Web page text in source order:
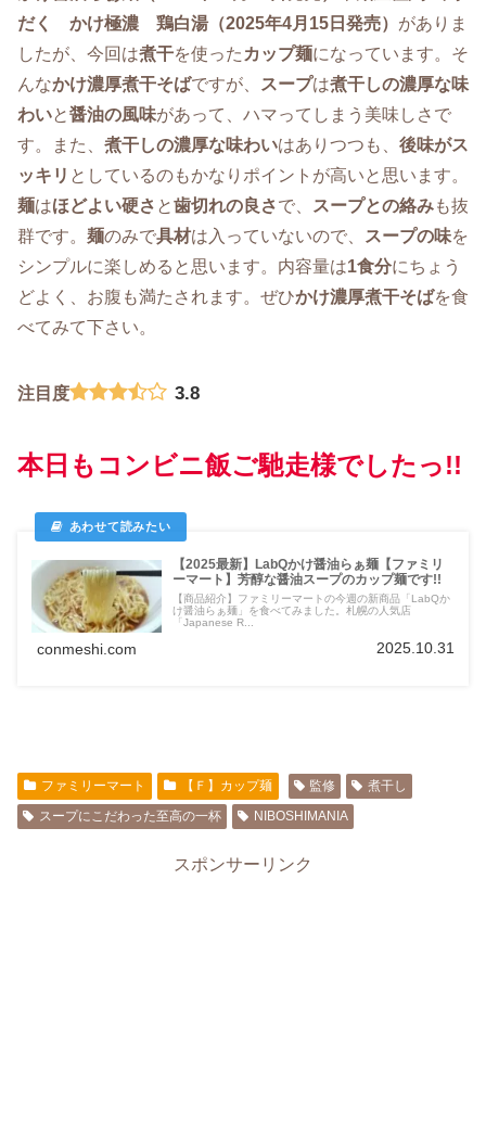
だく かけ極濃 鶏白湯（2025年4月15日発売） がありま
したが、今回は煮干を使った カップ麺になっています。そ
んなかけ濃厚煮干そばですが、 スープは煮干しの濃厚な味
わいと醤油の風味があって、ハマってしまう美味しさで
す。また、 煮干しの濃厚な味わいはありつつも、 後味がス
ッキリ としているのもかなりポイントが高いと思います。
麺はほどよい硬さ と歯切れの良さで、 スープとの絡みも抜
群です。 麺のみで具材は入っていないので、 スープの味を
シンプルに楽しめると思います。内容量は1食分にちょう
どよく、お腹も満たされます。ぜひかけ濃厚煮干そばを食
べてみて下さい。
注目度 3.8
本日もコンビニ飯ご馳走様でしたっ!!
【2025最新】LabQかけ醤油らぁ麺【ファミリ
ーマート】芳醇な醤油スープのカップ麺です!!
【商品紹介】ファミリーマートの今週の新商品「LabQか
け醤油らぁ麺」を食べてみました。札幌の人気店
「Japanese R...
conmeshi.com 2025.10.31
ファミリーマート 【Ｆ】カップ麺 監修
煮干し
スープにこだわった至高の一杯
NIBOSHIMANIA
スポンサーリンク